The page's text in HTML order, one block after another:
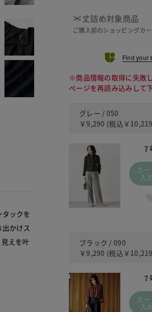
ックを
かけス
えを叶
丈詰め対象商品
ご購入前のショッピングカ
Find your
※商品情報の取得に失敗し
ページを再読み込みして
グレー / 050
￥9,290 (税込 ￥10,219
7
カ
入
ブラック / 090
￥9,290 (税込 ￥10,219
7
カ
入